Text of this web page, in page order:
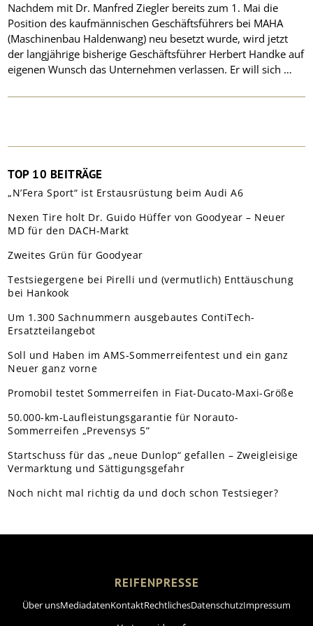
Nachdem mit Dr. Manfred Ziegler bereits zum 1. Mai die
Position des kaufmännischen Geschäftsführers bei MAHA
(Maschinenbau Haldenwang) neu besetzt wurde, wird jetzt
der langjährige bisherige Geschäftsführer Herbert Handke auf
eigenen Wunsch das Unternehmen verlassen. Er will sich …
TOP 10 BEITRÄGE
„N’Fera Sport“ ist Erstausrüstung beim Audi A6
Nexen Tire holt Dr. Guido Hüffer von Goodyear – Neuer
MD für den DACH-Markt
Zweites Grün für Goodyear
Testsiegergene bei Pirelli und (vermutlich) Enttäuschung
bei Hankook
Um 1.300 Sachnummern ausgebautes ContiTech-
Ersatzteilangebot
Soll und Haben im AMS-Sommerreifentest und ein ganz
Neuer ganz vorne
Promobil testet Sommerreifen in Fiat-Ducato-Maxi-Größe
50.000-km-Laufleistungsgarantie für Norauto-
Sommerreifen „Prevensys 5”
Startschuss für das „neue Dunlop“ gefallen – Zweigleisige
Vermarktung und Sättigungsgefahr
Noch nicht mal richtig da und doch schon Testsieger?
REIFENPRESSE
Über unsMediadatenKontaktRechtlichesDatenschutzImpressum